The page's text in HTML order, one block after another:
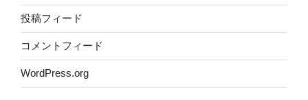
投稿フィード
コメントフィード
WordPress.org